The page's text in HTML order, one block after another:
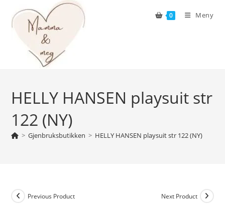
content
0 Meny
HELLY HANSEN playsuit str
122 (NY)
> Gjenbruksbutikken > HELLY HANSEN playsuit str 122 (NY)
Previous Product Next Product